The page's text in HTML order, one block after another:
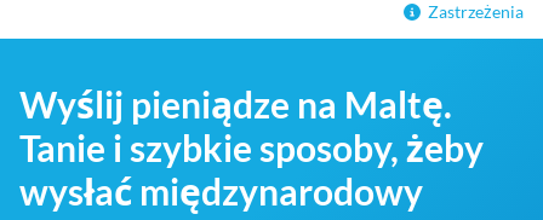
Zastrzeżenia
Wyślij pieniądze na Maltę.
Tanie i szybkie sposoby, żeby
wysłać międzynarodowy